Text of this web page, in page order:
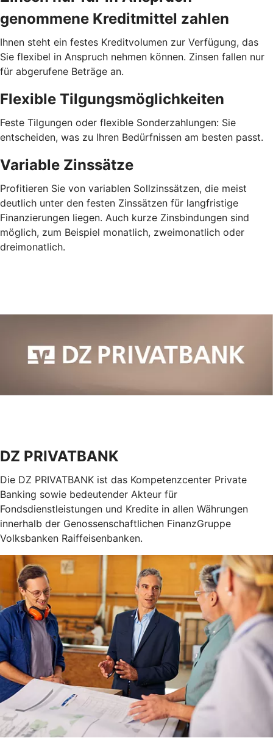
genommene Kreditmittel zahlen
Ihnen steht ein festes Kreditvolumen zur Verfügung, das
Sie flexibel in Anspruch nehmen können. Zinsen fallen nur
für abgerufene Beträge an.
Flexible Tilgungsmöglichkeiten
Feste Tilgungen oder flexible Sonderzahlungen: Sie
entscheiden, was zu Ihren Bedürfnissen am besten passt.
Variable Zinssätze
Profitieren Sie von variablen Sollzinssätzen, die meist
deutlich unter den festen Zinssätzen für langfristige
Finanzierungen liegen. Auch kurze Zinsbindungen sind
möglich, zum Beispiel monatlich, zweimonatlich oder
dreimonatlich.
DZ PRIVATBANK
Die DZ PRIVATBANK ist das Kompetenzcenter Private
Banking sowie bedeutender Akteur für
Fondsdienstleistungen und Kredite in allen Währungen
innerhalb der Genossenschaftlichen FinanzGruppe
Volksbanken Raiffeisenbanken.